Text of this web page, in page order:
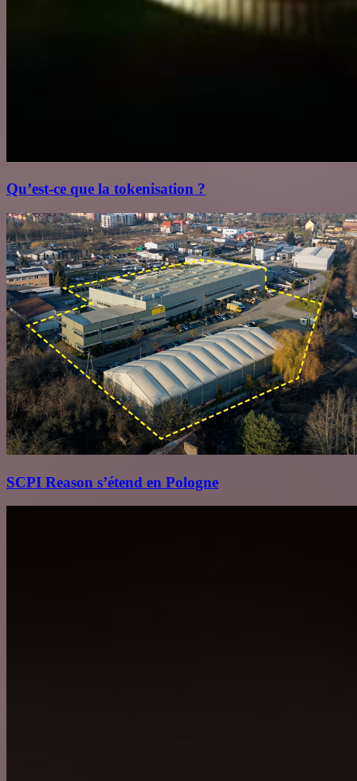
Qu’est‑ce que la tokenisation ?
SCPI Reason s’étend en Pologne